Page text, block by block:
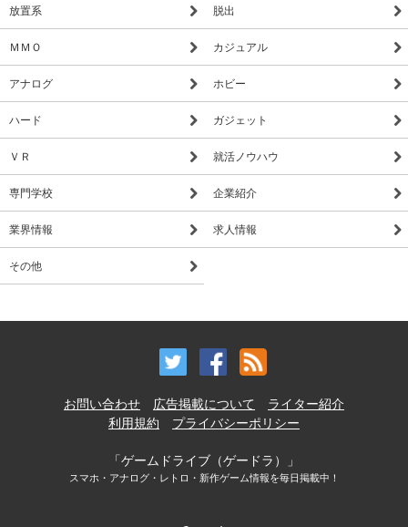
放置系 脱出
ＭＭＯ カジュアル
アナログ ホビー
ハード ガジェット
ＶＲ 就活ノウハウ
専門学校 企業紹介
業界情報 求人情報
その他
お問い合わせ 広告掲載について
ライター紹介
利用規約
プライバシーポリシー
「ゲームドライブ（ゲードラ）」
スマホ・アナログ・レトロ・新作ゲーム情報を毎日掲載中！